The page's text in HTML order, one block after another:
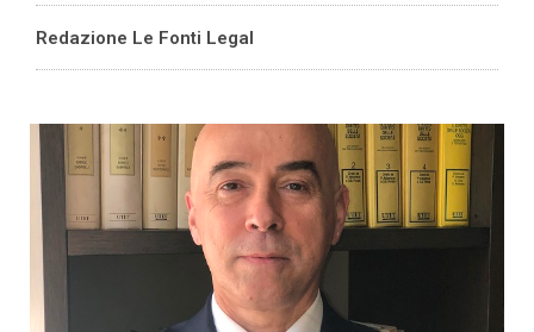
Redazione Le Fonti Legal